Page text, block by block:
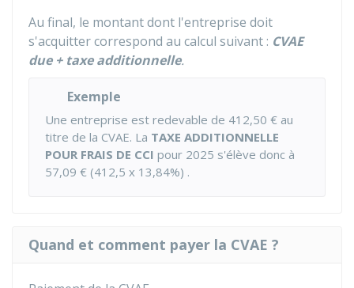
Au final, le montant dont l'entreprise doit
s'acquitter correspond au calcul suivant : CVAE
due + taxe additionnelle.
Exemple
Une entreprise est redevable de 412,50 € au
titre de la CVAE. La TAXE ADDITIONNELLE
POUR FRAIS DE CCI pour 2025 s'élève donc à
57,09 € (412,5 x 13,84%) .
Quand et comment payer la CVAE ?